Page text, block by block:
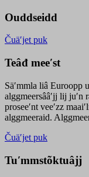
Ouddseidd
Čuäʹjet puk
Teâđ meeʹst
Säʹmmla liâ Euroopp
alggmeersââʹjj lij juʹn
proseeʹnt veeʹzz
alggmeeraid.
Čuäʹjet puk
Tuʹmmstõktuâjj